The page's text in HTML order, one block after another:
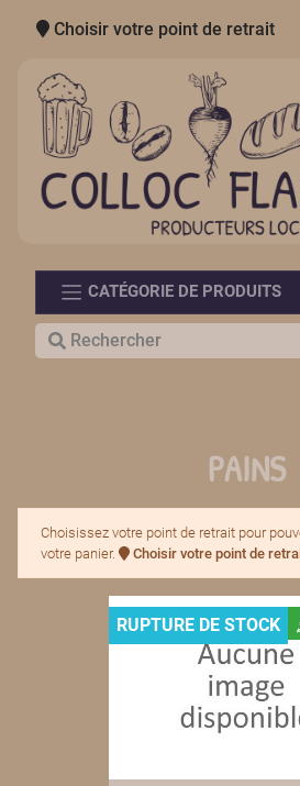
Choisir votre point de retrait
CATÉGORIE DE PRODUITS
PAINS
Choisissez votre point de retrait pour
votre panier.
Choisir votre point de
RUPTURE DE STOCK